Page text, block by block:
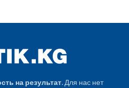
на результат.Для нас нет